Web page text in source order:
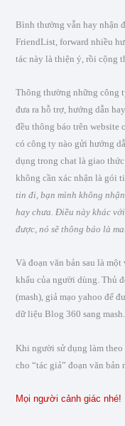
Bình thường vẫn hay nhận
FriendList, forward nhiều
tác này là thiện ý, rồi cộng
Thông thường những công
đưa ra hỗ trợ, hướng dẫn
đều thông báo trên website
có công ty nào gửi hướng
dụng trong chat là giao
không cần xác nhận là gói
tin đi, bạn mình không
hay chưa. Điều này khác
được, nó sẽ thông báo là
Và đoạn văn bản sau là
khẩu của người dùng. Thủ
(mash), giả mạo yahoo để
dữ liệu Blog 360 sang
Khi người sử dụng làm theo
cho “tác giả” đoạn văn bản
Mọi người cảnh giác nhé!